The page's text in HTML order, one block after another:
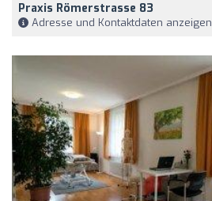
Praxis Römerstrasse 83
Adresse und Kontaktdaten anzeigen